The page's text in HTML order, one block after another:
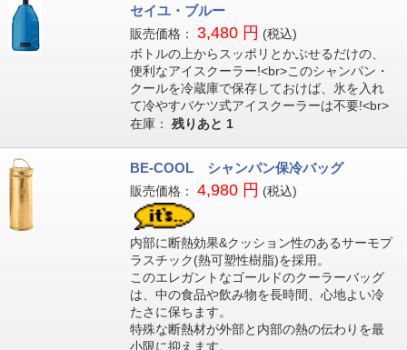
セイユ・ブルー
販売価格： 3,480 円 (税込)
ボトルの上からスッポリとかぶせるだけの、
便利なアイスクーラー!<br>このシャンパン・
クールを冷蔵庫で保存しておけば、氷を入れ
て冷やすバケツ式アイスクーラーは不要!<br>
在庫： 残りあと 1
BE-COOL シャンパン保冷バッグ
販売価格： 4,980 円 (税込)
内部に断熱効果&クッション性のあるサーモプ
ラスチック(熱可塑性樹脂)を採用。
このエレガントなゴールドのクーラーバッグ
は、中の食品や飲み物を長時間、心地よい冷
たさに保ちます。
特殊な断熱材が外部と内部の熱の伝わりを最
小限に抑えます。